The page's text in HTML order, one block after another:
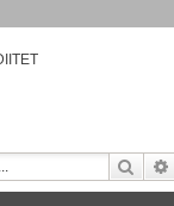
Cerca